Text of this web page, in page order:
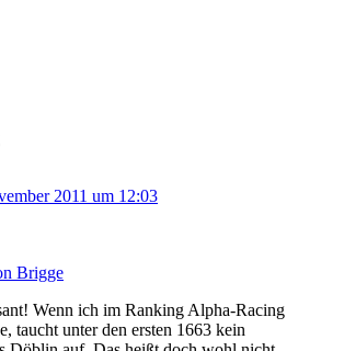
2011 um 12:03
Brigge
Wenn ich im Ranking Alpha-Racing
taucht unter den ersten 1663 kein